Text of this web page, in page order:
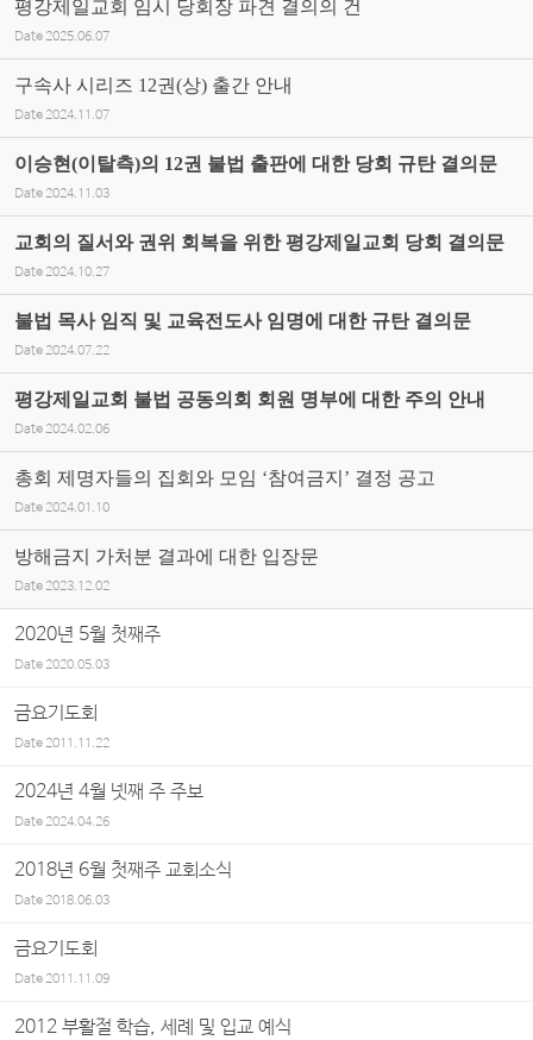
평강제일교회 임시 당회장 파견 결의의 건
Date 2025.06.07
구속사 시리즈 12권(상) 출간 안내
Date 2024.11.07
이승현(이탈측)의 12권 불법 출판에 대한 당회 규탄 결의문
Date 2024.11.03
교회의 질서와 권위 회복을 위한 평강제일교회 당회 결의문
Date 2024.10.27
불법 목사 임직 및 교육전도사 임명에 대한 규탄 결의문
Date 2024.07.22
평강제일교회 불법 공동의회 회원 명부에 대한 주의 안내
Date 2024.02.06
총회 제명자들의 집회와 모임 ‘참여금지’ 결정 공고
Date 2024.01.10
방해금지 가처분 결과에 대한 입장문
Date 2023.12.02
2020년 5월 첫째주
Date2020.05.03
금요기도회
Date2011.11.22
2024년 4월 넷째 주 주보
Date2024.04.26
2018년 6월 첫째주 교회소식
Date2018.06.03
금요기도회
Date2011.11.09
2012 부활절 학습, 세례 및 입교 예식